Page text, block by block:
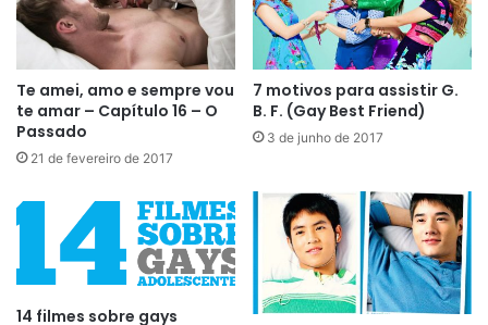
Te amei, amo e sempre vou
te amar – Capítulo 16 – O
Passado
21 de fevereiro de 2017
7 motivos para assistir G.
B. F. (Gay Best Friend)
3 de junho de 2017
14 filmes sobre gays